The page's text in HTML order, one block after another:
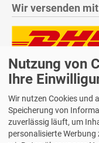
Wir versenden mit
Lieferung auch
Nutzung von
Ihre
Wir nutzen Cookies und
Speicherung von
zuverlässig läuft, um
personalisierte